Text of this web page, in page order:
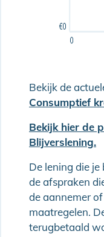
Bekijk de
Consumptief
Bekijk hier de
Blijverslening.
De lening die
de afspraken
de aannemer
maatregelen.
terugbetaald